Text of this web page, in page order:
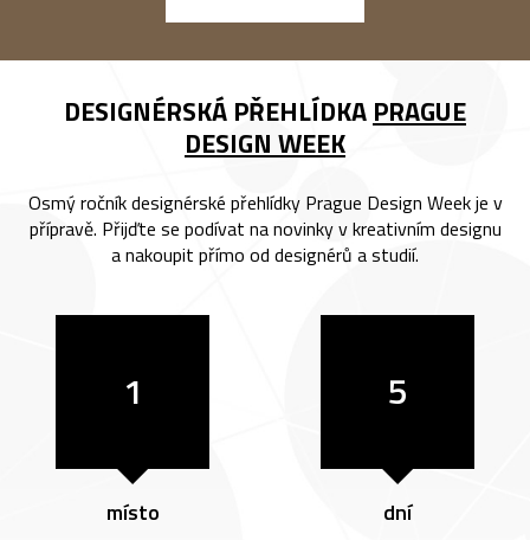
DESIGNÉRSKÁ PŘEHLÍDKA PRAGUE
DESIGN WEEK
Osmý ročník designérské přehlídky Prague Design Week je v
přípravě. Přijďte se podívat na novinky v kreativním designu
a nakoupit přímo od designérů a studií.
1
místo
5
dní